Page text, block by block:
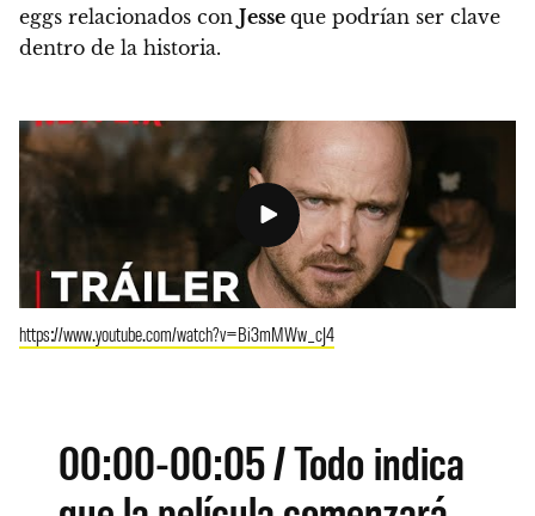
eggs relacionados con Jesse que podrían ser clave
dentro de la historia.
https://www.youtube.com/watch?v=Bi3mMWw_cJ4
00:00-00:05 / Todo indica